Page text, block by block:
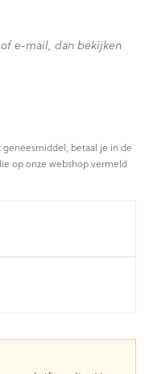
betaal je in de
op onze webshop vermeld
e-mail, dan bekijken